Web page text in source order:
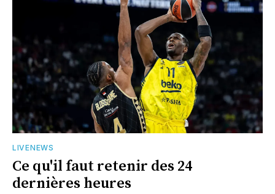
LIVENEWS
Ce qu'il faut retenir des 24
dernières heures